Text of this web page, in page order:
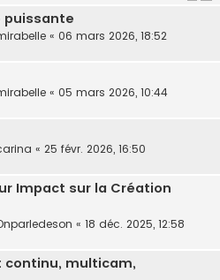
puissante
« 06 mars 2026, 18:52
« 05 mars 2026, 10:44
« 25 févr. 2026, 16:50
Impact sur la Création
« 18 déc. 2025, 12:58
continu, multicam,